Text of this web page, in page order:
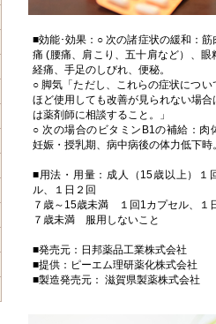
■効能･効果：○ 次の諸症状の緩和：筋
痛 (腰痛、肩こり、五十肩など）、眼
経痛、手足のしびれ、便秘。
○ 脚気「ただし、これらの症状につい
ほど使用しても改善が見られない場合
は薬剤師に相談すること。」
○ 次の場合のビタミンB1の補給：肉
妊娠・授乳期、病中病後の体力低下時
■用法・用量：成人（15歳以上）１
ル、１日２回
７歳～15歳未満 １回1カプセル、１
７歳未満 服用しないこと
■発売元：日邦薬品工業株式会社
■提供：ピーエム理研薬化株式会社
■製造発売元： 滋賀県製薬株式会社